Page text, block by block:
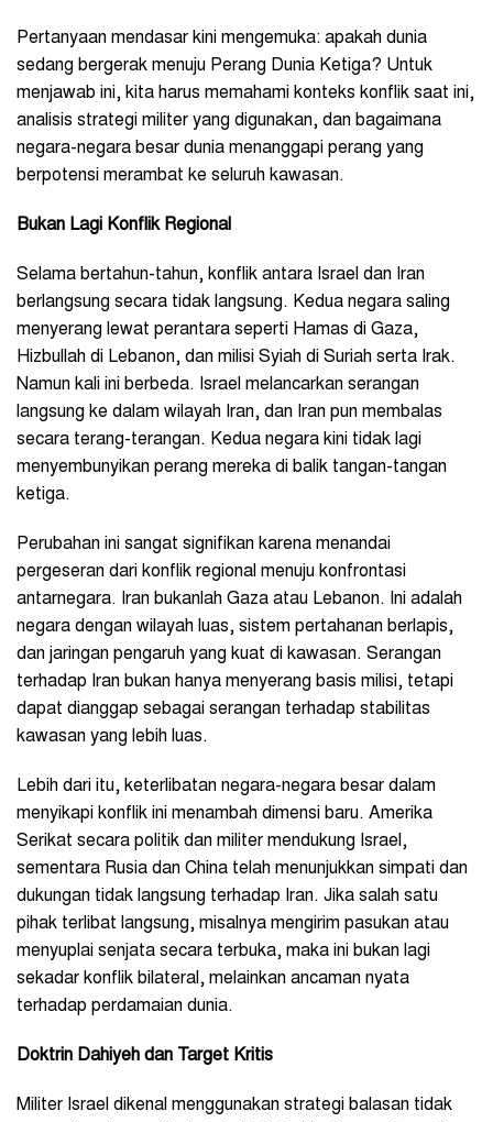
Pertanyaan mendasar kini mengemuka: apakah dunia
sedang bergerak menuju Perang Dunia Ketiga? Untuk
menjawab ini, kita harus memahami konteks konflik saat ini,
analisis strategi militer yang digunakan, dan bagaimana
negara-negara besar dunia menanggapi perang yang
berpotensi merambat ke seluruh kawasan.
Bukan Lagi Konflik Regional
Selama bertahun-tahun, konflik antara Israel dan Iran
berlangsung secara tidak langsung. Kedua negara saling
menyerang lewat perantara seperti Hamas di Gaza,
Hizbullah di Lebanon, dan milisi Syiah di Suriah serta Irak.
Namun kali ini berbeda. Israel melancarkan serangan
langsung ke dalam wilayah Iran, dan Iran pun membalas
secara terang-terangan. Kedua negara kini tidak lagi
menyembunyikan perang mereka di balik tangan-tangan
ketiga.
Perubahan ini sangat signifikan karena menandai
pergeseran dari konflik regional menuju konfrontasi
antarnegara. Iran bukanlah Gaza atau Lebanon. Ini adalah
negara dengan wilayah luas, sistem pertahanan berlapis,
dan jaringan pengaruh yang kuat di kawasan. Serangan
terhadap Iran bukan hanya menyerang basis milisi, tetapi
dapat dianggap sebagai serangan terhadap stabilitas
kawasan yang lebih luas.
Lebih dari itu, keterlibatan negara-negara besar dalam
menyikapi konflik ini menambah dimensi baru. Amerika
Serikat secara politik dan militer mendukung Israel,
sementara Rusia dan China telah menunjukkan simpati dan
dukungan tidak langsung terhadap Iran. Jika salah satu
pihak terlibat langsung, misalnya mengirim pasukan atau
menyuplai senjata secara terbuka, maka ini bukan lagi
sekadar konflik bilateral, melainkan ancaman nyata
terhadap perdamaian dunia.
Doktrin Dahiyeh dan Target Kritis
Militer Israel dikenal menggunakan strategi balasan tidak